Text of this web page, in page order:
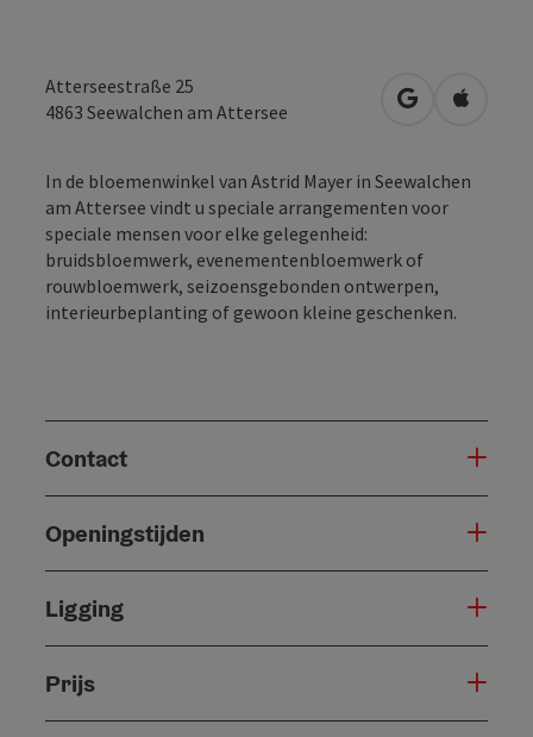
Atterseestraße 25
4863 Seewalchen am Attersee Openen in
In de bloemenwinkel van Astrid Mayer in Seewalchen
am Attersee vindt u speciale arrangementen voor
speciale mensen voor elke gelegenheid:
bruidsbloemwerk, evenementenbloemwerk of
rouwbloemwerk, seizoensgebonden ontwerpen,
interieurbeplanting of gewoon kleine geschenken.
Contact
Openingstijden
Ligging
Prijs